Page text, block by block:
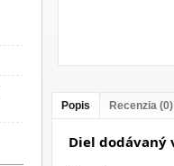
Popis Recenzia (0)
Diel dodávaný